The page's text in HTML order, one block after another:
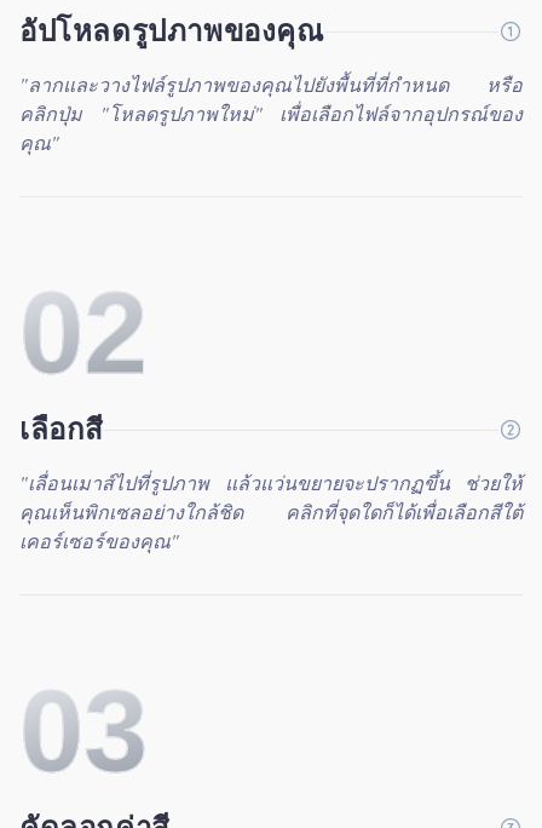
อัปโหลดรูปภาพของคุณ
"ลากและวางไฟล์รูปภาพของคุณไปยังพื้นที่ที่กำหนด หรือ
คลิกปุ่ม "โหลดรูปภาพใหม่" เพื่อเลือกไฟล์จากอุปกรณ์ของ
คุณ"
02
เลือกสี
"เลื่อนเมาส์ไปที่รูปภาพ แล้วแว่นขยายจะปรากฏขึ้น ช่วยให้
คุณเห็นพิกเซลอย่างใกล้ชิด คลิกที่จุดใดก็ได้เพื่อเลือกสีใต้
เคอร์เซอร์ของคุณ"
03